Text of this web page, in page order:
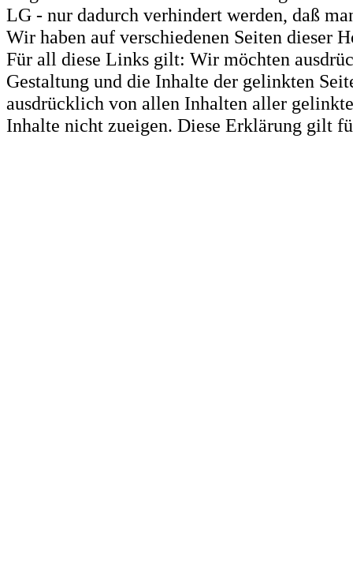
LG - nur dadurch verhindert werden, daß
Wir haben auf verschiedenen Seiten dieser
Für all diese Links gilt: Wir möchten
Gestaltung und die Inhalte der gelinkten
ausdrücklich von allen Inhalten aller
Inhalte nicht zueigen. Diese Erklärung gilt